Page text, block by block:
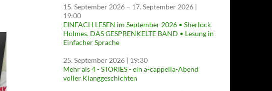
15. September 2026 – 17. September 2026 |
19:00
EINFACH LESEN im September 2026 • Sherlock
Holmes. DAS GESPRENKELTE BAND • Lesung in
Einfacher Sprache
25. September 2026 | 19:30
Mehr als 4 - STORIES - ein a-cappella-Abend
voller Klanggeschichten